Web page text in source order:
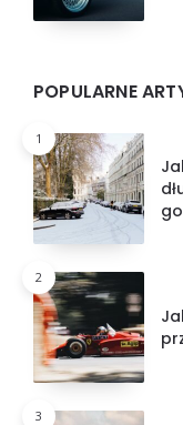
POPULARNE
1
2
3